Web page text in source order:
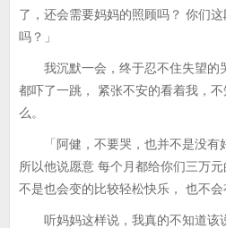
了，还会需要妈妈的照顾吗？ 你们
吗？」
我沉默一会，终于忍不住失望的
都吓了一跳， 紧张不安的看着我，
么。
「阿健，不要哭，也并不是没有
所以他说愿意 每个月都给你们三万
不是也会变的比较轻松快乐， 也不会
听妈妈这样说，我真的不知道该